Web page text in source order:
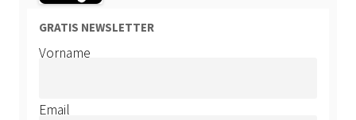
GRATIS NEWSLETTER
Vorname
Email